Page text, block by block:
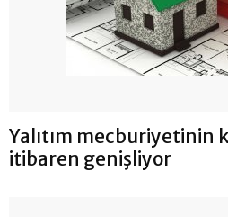
Yalıtım mecburiyetinin
itibaren genişliyor